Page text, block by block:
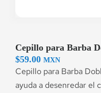
Cepillo para Barba
$59.00 MXN
Cepillo para Barba
ayuda a desenredar el